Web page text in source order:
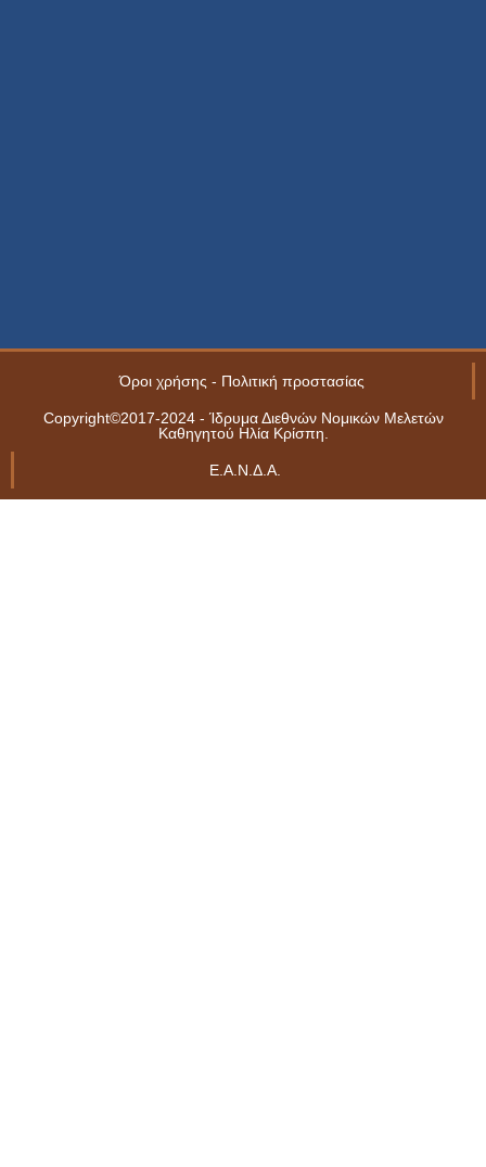
Όροι χρήσης - Πολιτική προστασίας
Copyright©2017-2024 - Ίδρυμα Διεθνών Νομικών Μελετών
Καθηγητού Ηλία Κρίσπη.
Ε.Α.Ν.Δ.Α.